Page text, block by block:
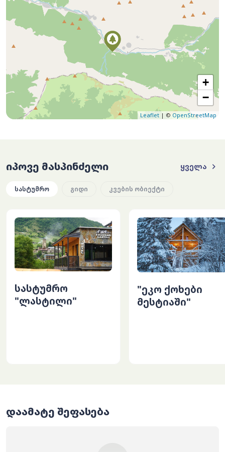
+
−
Leaflet | © OpenStreetMap
იპოვე მასპინძელი ყველა
სასტუმრო გიდი კვების ობიექტი
სასტუმრო
"ლასტილი"
"ეკო ქოხები
მესტიაში"
დაამატე შეფასება